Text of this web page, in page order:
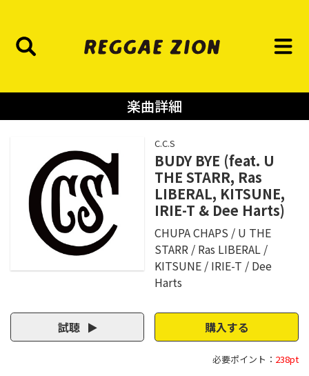
楽曲詳細
C.C.S
BUDY BYE (feat. U
THE STARR, Ras
LIBERAL, KITSUNE,
IRIE-T & Dee Harts)
CHUPA CHAPS
U THE
STARR
Ras LIBERAL
KITSUNE
IRIE-T
Dee
Harts
試聴 購入する
必要ポイント： 238pt